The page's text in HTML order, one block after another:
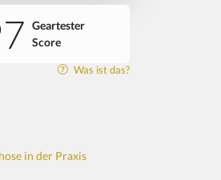
Geartester
Score
Was ist das?
in der Praxis